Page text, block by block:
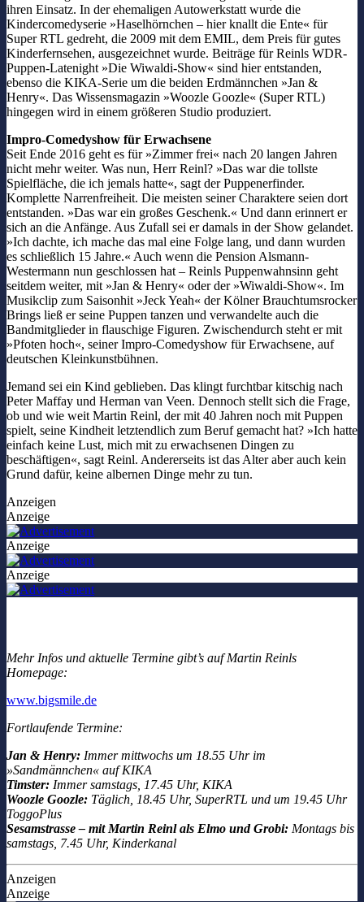
ihren Einsatz. In der ehemaligen Autowerkstatt wurde die
Kindercomedyserie »Haselhörnchen – hier knallt die Ente« für
Super RTL gedreht, die 2009 mit dem EMIL, dem Preis für gutes
Kinderfernsehen, ausgezeichnet wurde. Beiträge für Reinls WDR-
Puppen-Latenight »Die Wiwaldi-Show« sind hier entstanden,
ebenso die KIKA-Serie um die beiden Erdmännchen »Jan &
Henry«. Das Wissensmagazin »Woozle Goozle« (Super RTL)
hingegen wird in einem größeren Studio produziert.
Impro-Comedyshow für Erwachsene
Seit Ende 2016 geht es für »Zimmer frei« nach 20 langen Jahren
nicht mehr weiter. Was nun, Herr Reinl? »Das war die tollste
Spielfläche, die ich jemals hatte«, sagt der Puppenerfinder.
Komplette Narrenfreiheit. Die meisten seiner Charaktere seien dort
entstanden. »Das war ein großes Geschenk.« Und dann erinnert er
sich an die Anfänge. Aus Zufall sei er damals in der Show gelandet.
»Ich dachte, ich mache das mal eine Folge lang, und dann wurden
es schließlich 15 Jahre.« Auch wenn die Pension Alsmann-
Westermann nun geschlossen hat – Reinls Puppenwahnsinn geht
seitdem weiter, mit »Jan & Henry« oder der »Wiwaldi-Show«. Im
Musikclip zum Saisonhit »Jeck Yeah« der Kölner Brauchtumsrocker
Brings ließ er seine Puppen tanzen und verwandelte auch die
Bandmitglieder in flauschige Figuren. Zwischendurch steht er mit
»Pfoten hoch«, seiner Impro-Comedyshow für Erwachsene, auf
deutschen Kleinkunstbühnen.
Jemand sei ein Kind geblieben. Das klingt furchtbar kitschig nach
Peter Maffay und Herman van Veen. Dennoch stellt sich die Frage,
ob und wie weit Martin Reinl, der mit 40 Jahren noch mit Puppen
spielt, seine Kindheit letztendlich zum Beruf gemacht hat? »Ich hatte
einfach keine Lust, mich mit zu erwachsenen Dingen zu
beschäftigen«, sagt Reinl. Andererseits ist das Alter aber auch kein
Grund dafür, keine albernen Dinge mehr zu tun.
Anzeigen
Anzeige
Anzeige
Anzeige
Mehr Infos und aktuelle Termine gibt’s auf Martin Reinls
Homepage:
www.bigsmile.de
Fortlaufende Termine:
Jan & Henry: Immer mittwochs um 18.55 Uhr im
»Sandmännchen« auf KIKA
Timster: Immer samstags, 17.45 Uhr, KIKA
Woozle Goozle: Täglich, 18.45 Uhr, SuperRTL und um 19.45 Uhr
ToggoPlus
Sesamstrasse – mit Martin Reinl als Elmo und Grobi: Montags bis
samstags, 7.45 Uhr, Kinderkanal
Anzeigen
Anzeige